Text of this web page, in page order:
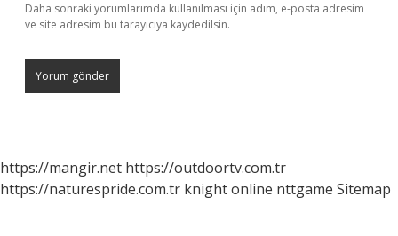
Daha sonraki yorumlarımda kullanılması için adım, e-posta adresim
ve site adresim bu tarayıcıya kaydedilsin.
https://mangir.net https://outdoortv.com.tr
https://naturespride.com.tr knight online nttgame Sitemap